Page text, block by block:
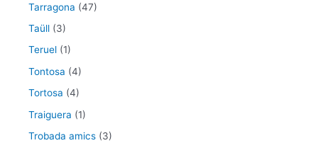
Tarragona (47)
Taüll (3)
Teruel (1)
Tontosa (4)
Tortosa (4)
Traiguera (1)
Trobada amics (3)